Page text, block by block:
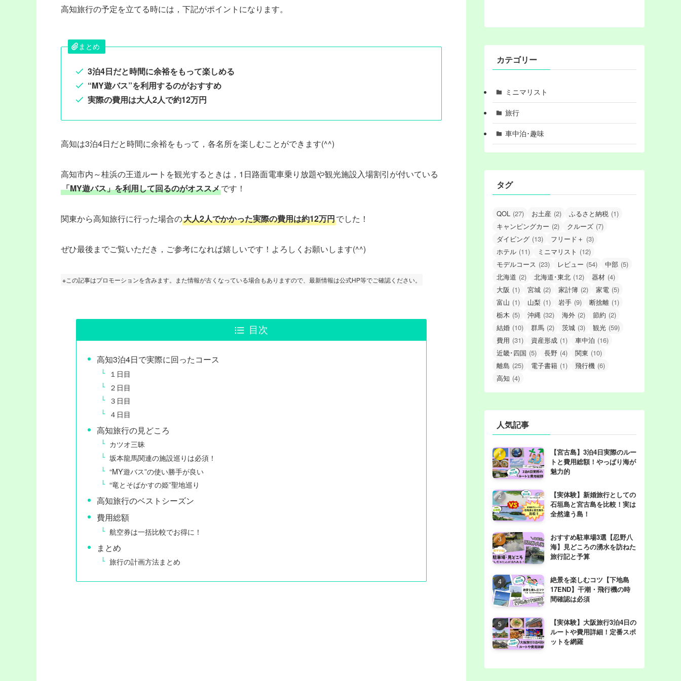
高知旅行の予定を立てる時には，下記がポイントになります。
まとめ
3泊4日だと時間に余裕をもって楽しめる
“MY遊バス”を利用するのがおすすめ
実際の費用は大人2人で約12万円
高知は3泊4日だと時間に余裕をもって，各名所を楽しむことができます(^^)
高知市内～桂浜の王道ルートを観光するときは，1日路面電車乗り放題や観光施設入場割引が付いている
「MY遊バス」を利用して回るのがオススメです！
関東から高知旅行に行った場合の大人2人でかかった実際の費用は約12万円でした！
ぜひ最後までご覧いただき，ご参考になれば嬉しいです！よろしくお願いします(^^)
※この記事はプロモーションを含みます。また情報が古くなっている場合もありますので、最新情報は公式HP等でご確認ください。
目次
高知3泊4日で実際に回ったコース
１日目
２日目
３日目
４日目
高知旅行の見どころ
カツオ三昧
坂本龍馬関連の施設巡りは必須！
“MY遊バス”の使い勝手が良い
“竜とそばかすの姫”聖地巡り
高知旅行のベストシーズン
費用総額
航空券は一括比較でお得に！
まとめ
旅行の計画方法まとめ
カテゴリー
ミニマリスト
旅行
車中泊･趣味
タグ
QOL (27) お土産 (2) ふるさと納税 (1)
キャンピングカー (2) クルーズ (7)
ダイビング (13) フリード＋ (3)
ホテル (11) ミニマリスト (12)
モデルコース (23) レビュー (54) 中部 (5)
北海道 (2) 北海道･東北 (12) 器材 (4)
大阪 (1) 宮城 (2) 家計簿 (2) 家電 (5)
富山 (1) 山梨 (1) 岩手 (9) 断捨離 (1)
栃木 (5) 沖縄 (32) 海外 (2) 節約 (2)
結婚 (10) 群馬 (2) 茨城 (3) 観光 (59)
費用 (31) 資産形成 (1) 車中泊 (16)
近畿･四国 (5) 長野 (4) 関東 (10)
離島 (25) 電子書籍 (1) 飛行機 (6)
高知 (4)
人気記事
【宮古島】3泊4日実際のルー
トと費用総額！やっぱり海が
魅力的
【実体験】新婚旅行としての
石垣島と宮古島を比較！実は
全然違う島！
おすすめ駐車場3選【忍野八
海】見どころの湧水を訪ねた
旅行記と予算
絶景を楽しむコツ【下地島
17END】干潮・飛行機の時
間確認は必須
【実体験】大阪旅行3泊4日の
ルートや費用詳細！定番スポ
ットを網羅